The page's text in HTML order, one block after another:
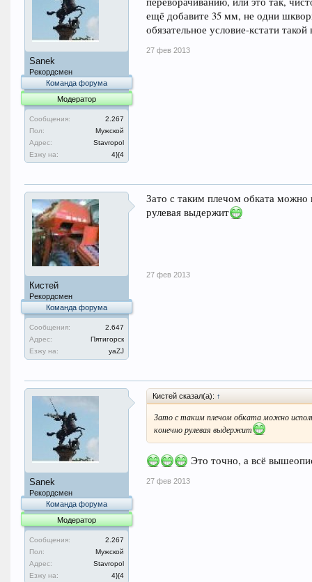
Sanek
Рекордсмен
Команда форума
Модератор
Сообщения:
2.267
Пол:
Мужской
Адрес:
Stavropol
Езжу на:
4}{4
ещё добавите 35 мм, не одни
обязательное условие-кстати
27 фев 2013
Кистей
Рекордсмен
Команда форума
Сообщения:
2.647
Адрес:
Пятигорск
Езжу на:
уаZJ
Зато с таким плечом обката можно
рулевая выдержит
27 фев 2013
Sanek
Рекордсмен
Команда форума
Модератор
Сообщения:
2.267
Пол:
Мужской
Адрес:
Stavropol
Езжу на:
4}{4
Кистей сказал(а): ↑
Зато с таким плечом обката можно
конечно рулевая выдержит
Это точно, а всё
27 фев 2013